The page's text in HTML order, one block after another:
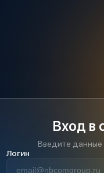
Вход в
Введите данные
Логин